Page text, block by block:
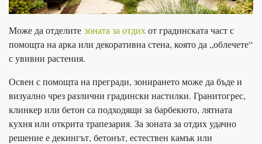
Може да отделите зоната за отдихот градинската част с
помощта на арка или декоративна стена, която да „облечете“
с увивни растения.
Освен с помощта на прегради, зонирането може да бъде и
визуално чрез различни градински настилки. Гранитогрес,
клинкер или бетон са подходящи за барбекюто, лятната
кухня или открита трапезария. За зоната за отдих удачно
решение е декингът, бетонът, естествен камък или